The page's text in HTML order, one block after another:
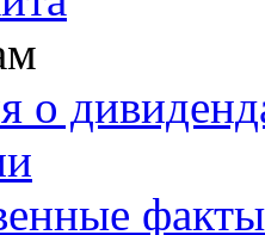
о
факты